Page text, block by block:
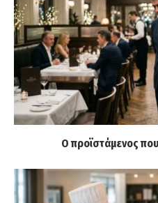
Ο προϊστάμενος